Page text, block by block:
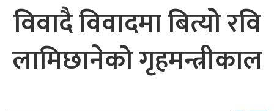
विवादै विवादमा बित्यो रवि
लामिछानेको गृहमन्त्रीकाल